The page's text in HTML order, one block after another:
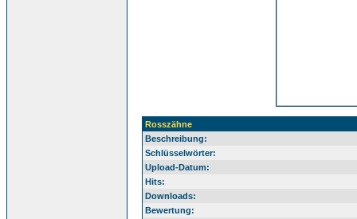
Rosszähne
Beschreibung:
Schlüsselwörter:
Upload-Datum:
Hits:
Downloads:
Bewertung: